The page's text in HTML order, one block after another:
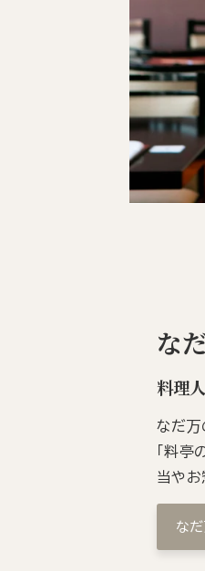
な
料理
なだ万
「料
当やお
な